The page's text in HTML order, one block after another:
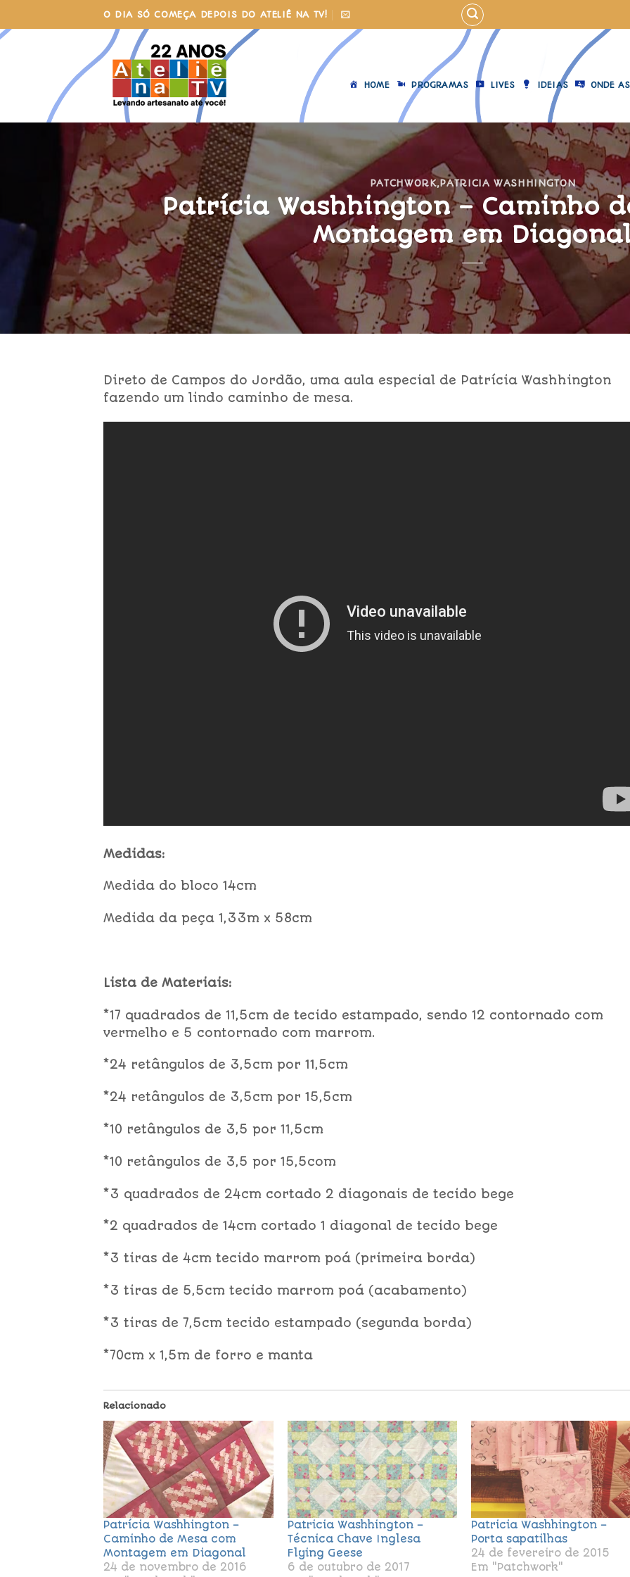
to
content
O DIA SÓ COMEÇA DEPOIS DO ATELIÊ NA TV!
HOME PROGRAMAS LIVES IDEIAS ONDE
PATCHWORK,PATRICIA WASHHINGTON
Patrícia Washhington – Caminho
Montagem em
Direto de Campos do Jordão, uma aula especial de Patrícia Washhington
fazendo um lindo caminho de mesa.
Medidas:
Medida do bloco 14cm
Medida da peça 1,33m x 58cm
Lista de Materiais:
*17 quadrados de 11,5cm de tecido estampado, sendo 12 contornado com
vermelho e 5 contornado com marrom.
*24 retângulos de 3,5cm por 11,5cm
*24 retângulos de 3,5cm por 15,5cm
*10 retângulos de 3,5 por 11,5cm
*10 retângulos de 3,5 por 15,5com
*3 quadrados de 24cm cortado 2 diagonais de tecido bege
*2 quadrados de 14cm cortado 1 diagonal de tecido bege
*3 tiras de 4cm tecido marrom poá (primeira borda)
*3 tiras de 5,5cm tecido marrom poá (acabamento)
*3 tiras de 7,5cm tecido estampado (segunda borda)
*70cm x 1,5m de forro e manta
Relacionado
Patrícia Washhington –
Caminho de Mesa com
Montagem em Diagonal
24 de novembro de 2016
Patricia Washhington –
Técnica Chave Inglesa
Flying Geese
6 de outubro de 2017
Patricia Washhington –
Porta sapatilhas
24 de fevereiro de 2015
Em "Patchwork"